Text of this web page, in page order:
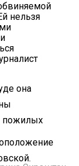
нельзя
она
пожилых